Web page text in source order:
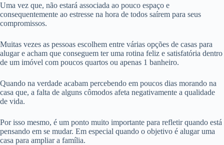
Uma vez que, não estará associada ao pouco espaço e
consequentemente ao estresse na hora de todos saírem para seus
compromissos.
Muitas vezes as pessoas escolhem entre várias opções de casas para
alugar e acham que conseguem ter uma rotina feliz e satisfatória dentro
de um imóvel com poucos quartos ou apenas 1 banheiro.
Quando na verdade acabam percebendo em poucos dias morando na
casa que, a falta de alguns cômodos afeta negativamente a qualidade
de vida.
Por isso mesmo, é um ponto muito importante para refletir quando está
pensando em se mudar. Em especial quando o objetivo é alugar uma
casa para ampliar a família.